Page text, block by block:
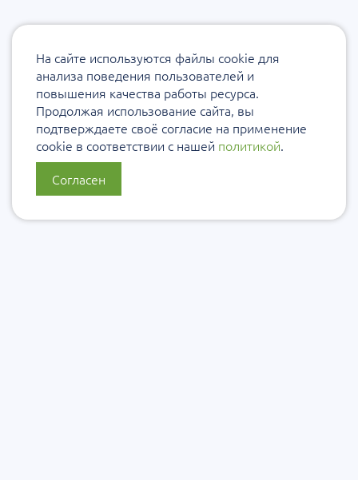
На сайте используются файлы cookie для
анализа поведения пользователей и
повышения качества работы ресурса.
Продолжая использование сайта, вы
подтверждаете своё согласие на применение
cookie в соответствии с нашей политикой.
Согласен